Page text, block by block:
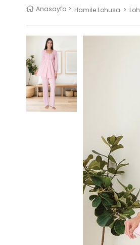
Anasayfa > Hamile Lohusa >